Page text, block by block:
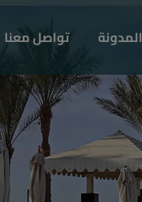
المدونة تواصل معنا